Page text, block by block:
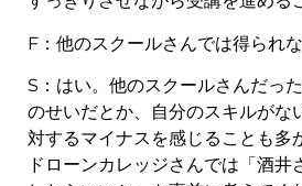
F：他のスクールさんでは得られ
S：はい。他のスクールさんだっ
のせいだとか、自分のスキルがな
対するマイナスを感じることも多
ドローンカレッジさんでは「酒井